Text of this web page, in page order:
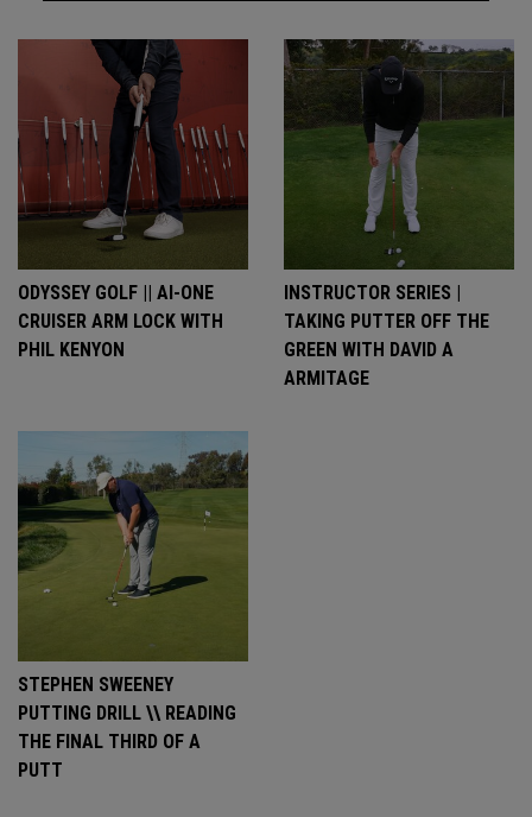
ODYSSEY GOLF || AI-ONE
CRUISER ARM LOCK WITH
PHIL KENYON
INSTRUCTOR SERIES |
TAKING PUTTER OFF THE
GREEN WITH DAVID A
ARMITAGE
STEPHEN SWEENEY
PUTTING DRILL \\ READING
THE FINAL THIRD OF A
PUTT